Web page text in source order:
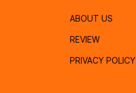
ABOUT US
REVIEW
PRIVACY POLICY